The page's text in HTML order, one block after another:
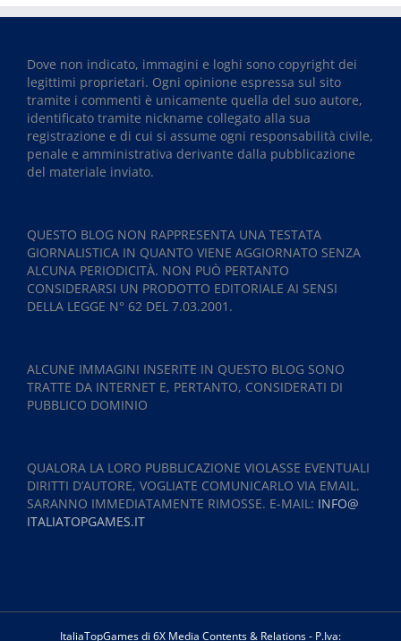
Dove non indicato, immagini e loghi sono copyright dei
legittimi proprietari. Ogni opinione espressa sul sito
tramite i commenti è unicamente quella del suo autore,
identificato tramite nickname collegato alla sua
registrazione e di cui si assume ogni responsabilità civile,
penale e amministrativa derivante dalla pubblicazione
del materiale inviato.
QUESTO BLOG NON RAPPRESENTA UNA TESTATA
GIORNALISTICA IN QUANTO VIENE AGGIORNATO SENZA
ALCUNA PERIODICITÀ. NON PUÒ PERTANTO
CONSIDERARSI UN PRODOTTO EDITORIALE AI SENSI
DELLA LEGGE N° 62 DEL 7.03.2001.
ALCUNE IMMAGINI INSERITE IN QUESTO BLOG SONO
TRATTE DA INTERNET E, PERTANTO, CONSIDERATI DI
PUBBLICO DOMINIO
QUALORA LA LORO PUBBLICAZIONE VIOLASSE EVENTUALI
DIRITTI D’AUTORE, VOGLIATE COMUNICARLO VIA EMAIL.
SARANNO IMMEDIATAMENTE RIMOSSE. E-MAIL: INFO@
ITALIATOPGAMES.IT
ItaliaTopGames di 6X Media Contents & Relations - P.Iva: